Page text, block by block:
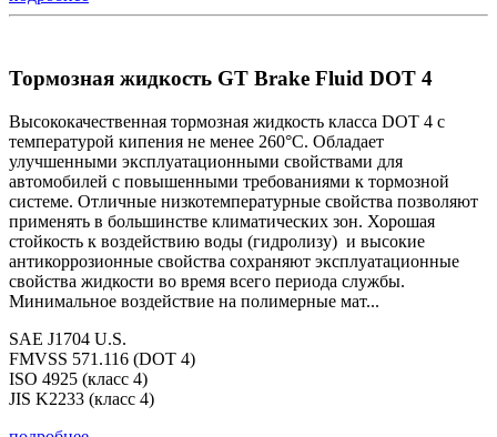
Тормозная жидкость GT Brake Fluid DOT 4
Высококачественная тормозная жидкость класса DOT 4 с
температурой кипения не менее 260°С. Обладает
улучшенными эксплуатационными свойствами для
автомобилей с повышенными требованиями к тормозной
системе. Отличные низкотемпературные свойства позволяют
применять в большинстве климатических зон. Хорошая
стойкость к воздействию воды (гидролизу) и высокие
антикоррозионные свойства сохраняют эксплуатационные
свойства жидкости во время всего периода службы.
Минимальное воздействие на полимерные мат...
SAE J1704 U.S.
FMVSS 571.116 (DOT 4)
ISO 4925 (класс 4)
JIS K2233 (класс 4)